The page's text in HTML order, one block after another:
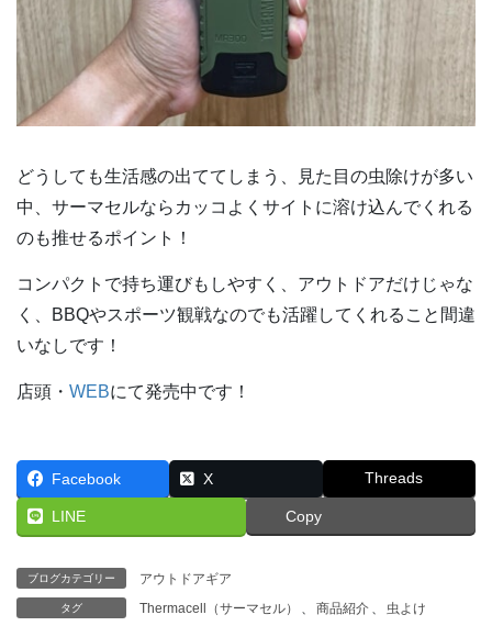
どうしても生活感の出ててしまう、見た目の虫除けが多い
中、サーマセルならカッコよくサイトに溶け込んでくれる
のも推せるポイント！
コンパクトで持ち運びもしやすく、アウトドアだけじゃな
く、BBQやスポーツ観戦なのでも活躍してくれること間違
いなしです！
店頭・ WEBにて発売中です！
Facebook X Threads
LINE Copy
ブログカテゴリー アウトドアギア
タグ Thermacell（サーマセル） 商品紹介 虫よけ